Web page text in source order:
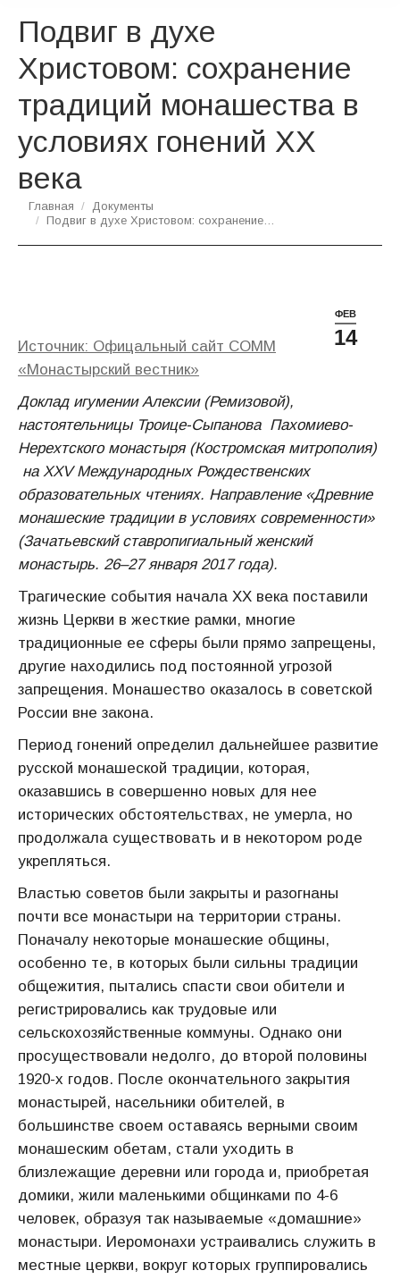
Подвиг в духе
Христовом: сохранение
традиций монашества в
условиях гонений XX
века
Вы здесь:
Главная
Документы
Подвиг в духе Христовом: сохранение…
ФЕВ
14
Источник: Офицальный сайт СОММ
«Монастырский вестник»
Доклад игумении Алексии (Ремизовой),
настоятельницы Троице-Сыпанова Пахомиево-
Нерехтского монастыря (Костромская митрополия)
на XXV Международных Рождественских
образовательных чтениях. Направление «Древние
монашеские традиции в условиях современности»
(Зачатьевский ставропигиальный женский
монастырь. 26–27 января 2017 года).
Трагические события начала XX века поставили
жизнь Церкви в жесткие рамки, многие
традиционные ее сферы были прямо запре­щены,
другие находились под постоянной угрозой
запрещения. Монашество оказалось в советской
России вне закона.
Период гонений определил дальнейшее развитие
русской мона­шеской традиции, которая,
оказавшись в совершенно новых для нее
исторических обстоятельствах, не умерла, но
продолжала суще­ствовать и в некотором роде
укрепляться.
Властью советов были закрыты и разогнаны
почти все монасты­ри на территории страны.
Поначалу некоторые монашеские общи­ны,
особенно те, в которых были сильны традиции
общежития, пы­тались спасти свои обители и
регистрировались как трудовые или
сельскохозяйственные коммуны. Однако они
просуществовали не­долго, до второй половины
1920-х годов. После окончательного закрытия
монастырей, насельники обителей, в
большинстве своем оставаясь верными своим
монашеским обетам, стали уходить в
близлежащие деревни или города и, приобретая
домики, жили ма­ленькими общинками по 4-6
человек, образуя так называемые «до­машние»
монастыри. Иеромонахи устраивались служить в
местные церкви, вокруг которых группировались